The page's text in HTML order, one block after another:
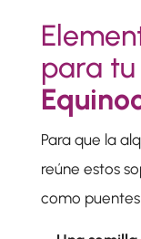
para tu
Para que la
reúne estos
como